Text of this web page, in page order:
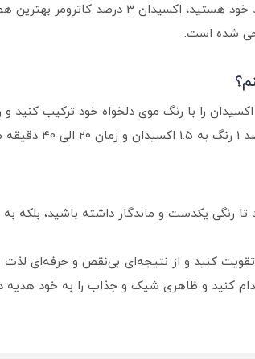
اگر به دنبال تیره کردن موهای روشن یا پوشاندن
شده است.
را با رنگ موی دلخواه خود ترکیب
رنگی یکدست و ماندگار داشته باشید،
کنید و از نتیجه‌ای بی‌نقص و حرفه‌ای
کنید و ظاهری شیک و جذاب را به خود هدیه